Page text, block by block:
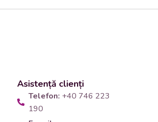
Asistență clienți
Telefon: +40 746 223
190